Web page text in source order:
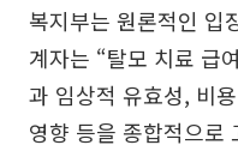
복지부는 원론적인 입
계자는 “탈모 치료 급
과 임상적 유효성, 비
영향 등을 종합적으로